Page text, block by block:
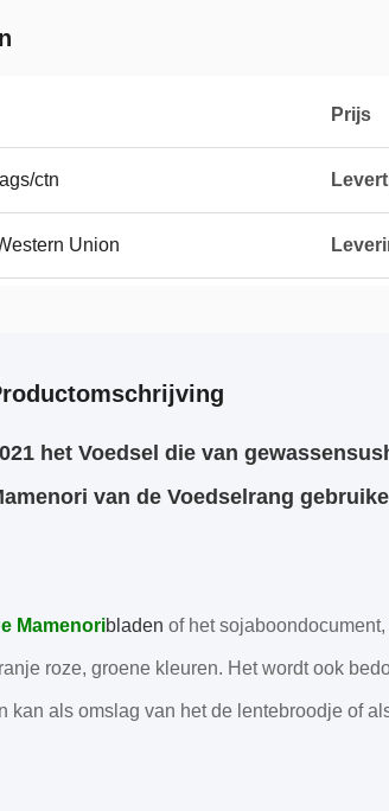
Prijs
ctn
Union
het Voedsel die van
van de Voedselrang
Mamenoribladen of het
roze, groene kleuren. Het wordt ook
kan als omslag van het de lentebroodje of